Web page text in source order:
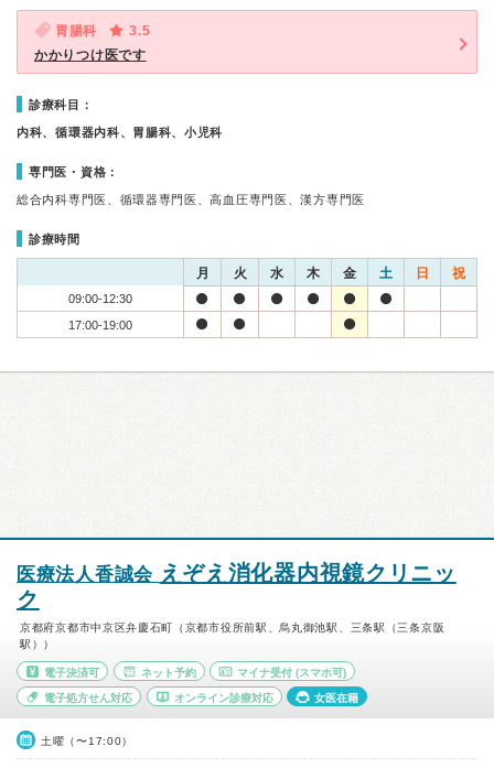
胃腸科
3.5
かかりつけ医です
診療科目：
内科、循環器内科、胃腸科、小児科
専門医・資格：
総合内科専門医、循環器専門医、高血圧専門医、漢方専門医
診療時間
月 火 水 木 金 土 日 祝
09:00-12:30
17:00-19:00
医療法人香誠会 えぞえ消化器内視鏡クリニッ
ク
京都府京都市中京区弁慶石町（京都市役所前駅、烏丸御池駅、三条駅（三条京阪
駅））
電子決済可 ネット予約 マイナ受付 (スマホ可)
電子処方せん対応 オンライン診療対応 女医在籍
土曜（〜17:00）